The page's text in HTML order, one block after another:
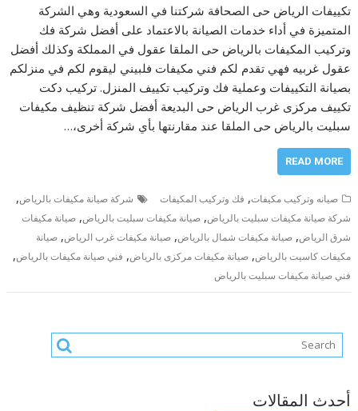
تكييفات الرياض حى الصحافة شركتنا في السعودية وهي الشركة
المتميزة في أداء خدمات الصيانة بالاعتماد على أفضل شركة فك
وتركيب المكيفات بالرياض حى الملقا عقول في المملكة وكذلك أفضل
عقول غربيه فهي تقدم لكم فني مكيفات فلبيني ليقوم لكم في منزلكم
بصيانة التكييفات وعملية فك وتركيب تكييف المنزل. تركيب دكت
تكييف مركزى غرب الرياض حى البديعة أفضل شركة تنظيف مكيفات
سبليت بالرياض حى الملقا عند مقارنتها بأي شركة أخرى،…
READ MORE
صيانه وتركيب مكيفات, فك وتركيب المكيفات شركة صيانة مكيفات بالرياض,
شركة صيانة مكيفات سبليت بالرياض,صيانة مكيفات سبليت بالرياض,صيانة مكيفات
شرق الرياض,صيانة مكيفات شمال بالرياض,صيانة مكيفات غرب الرياض,صيانة
مكيفات كاسيت بالرياض,صيانة مكيفات مركزى بالرياض, فني صيانة مكيفات بالرياض,
فني صيانة مكيفات سبليت بالرياض
أحدث المقالات